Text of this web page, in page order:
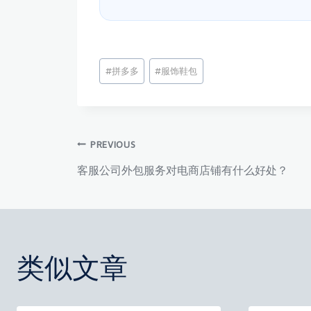
文
章
#拼多多 #服饰鞋包
文
航
PREVIOUS
客服公司外包服务对电商店铺有什么好处？
类似文章